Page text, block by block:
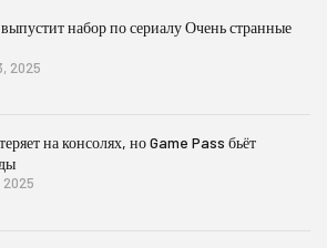
набор по сериалу Очень странные
2025
на консолях, но Game Pass бьёт